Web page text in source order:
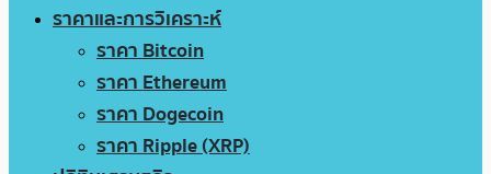
ราคาและการวิเคราะห์
ราคา Bitcoin
ราคา Ethereum
ราคา Dogecoin
ราคา Ripple (XRP)